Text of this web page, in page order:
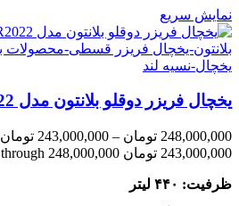
نمایش سریع
یخچال فریزر دوقلو بلانتون مدل BAH-RE-FR2022
248,000,000 تومان –
243,000,000 تومان
243,000,000 تومان through 248,000,000 تومان
ظرفیت: ۴۴۰ لیتر